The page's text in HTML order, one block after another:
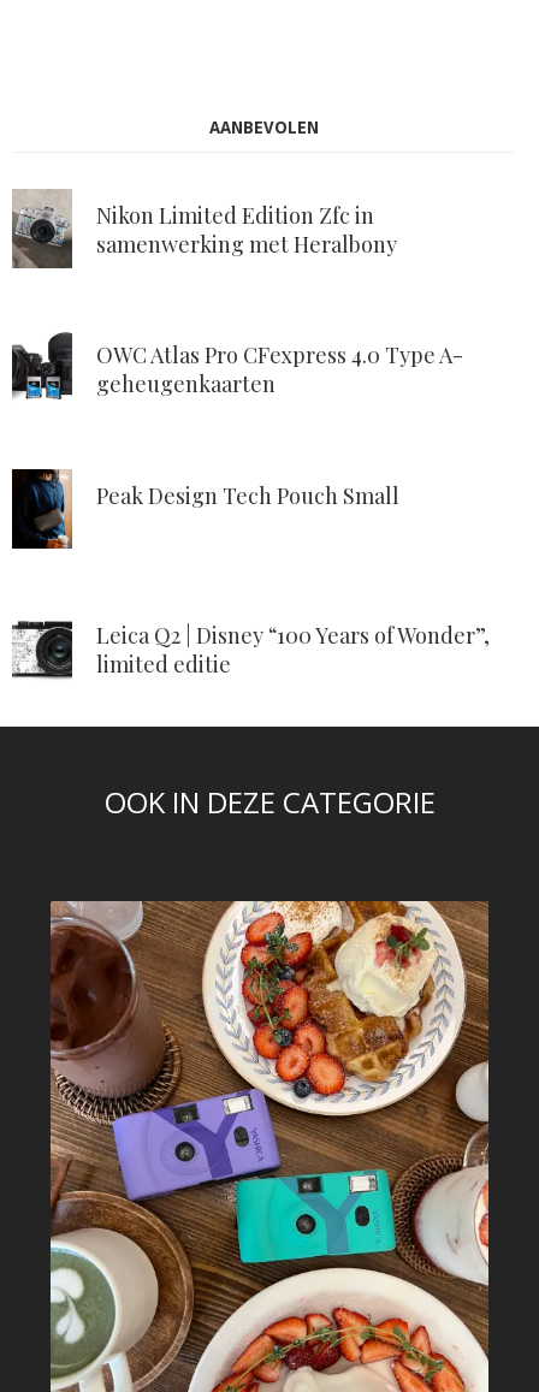
AANBEVOLEN
Nikon Limited Edition Zfc in
samenwerking met Heralbony
OWC Atlas Pro CFexpress 4.0 Type A-
geheugenkaarten
Peak Design Tech Pouch Small
Leica Q2 | Disney “100 Years of Wonder”,
limited editie
OOK IN DEZE CATEGORIE